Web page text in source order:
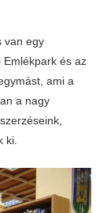
van egy
és az
ami a
a nagy
ki.